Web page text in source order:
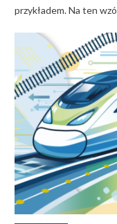
przykładem. Na ten